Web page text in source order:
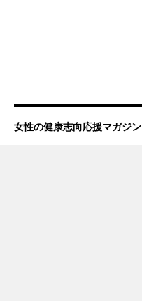
女性の健康志向応援マガジン